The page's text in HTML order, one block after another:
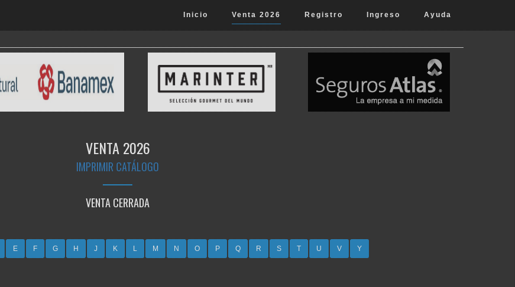
Inicio Venta 2026 Registro Ingreso Ayuda
VENTA 2026
IMPRIMIR CATÁLOGO
VENTA CERRADA
E F G H J K L M N O P Q R S T U V Y